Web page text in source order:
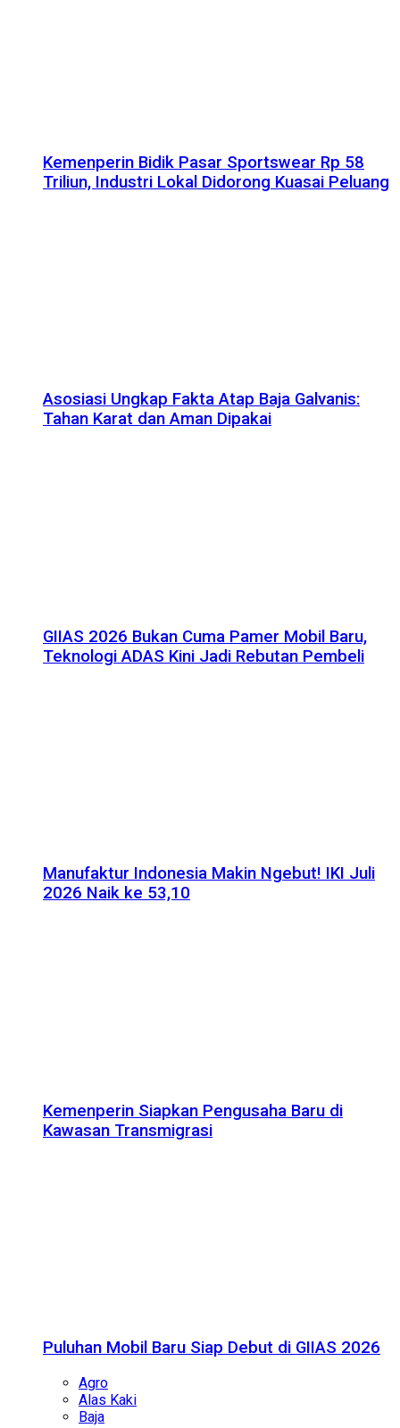
Kemenperin Bidik Pasar Sportswear Rp 58
Triliun, Industri Lokal Didorong Kuasai Peluang
Asosiasi Ungkap Fakta Atap Baja Galvanis:
Tahan Karat dan Aman Dipakai
GIIAS 2026 Bukan Cuma Pamer Mobil Baru,
Teknologi ADAS Kini Jadi Rebutan Pembeli
Manufaktur Indonesia Makin Ngebut! IKI Juli
2026 Naik ke 53,10
Kemenperin Siapkan Pengusaha Baru di
Kawasan Transmigrasi
Puluhan Mobil Baru Siap Debut di GIIAS 2026
Agro
Alas Kaki
Baja